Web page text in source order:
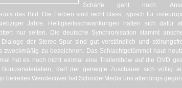
Schärfe geht noch.
das Bild. Die Farben sind recht blass, typisch für
Jahre. Helligkeitsschwankungen halten sich dafür
nur selten. Die deutsche Synchronisation stammt
der Stereo-Spur sind gut verständlich und
zweckmäßig zu bezeichnen. Das Schlachtgetümmel haut
hat es noch nicht einmal eine Trailershow auf die DVD
darf der geneigte Zuschauer sich völlig
befreites Wendecover hat SchröderMedia uns allerdings